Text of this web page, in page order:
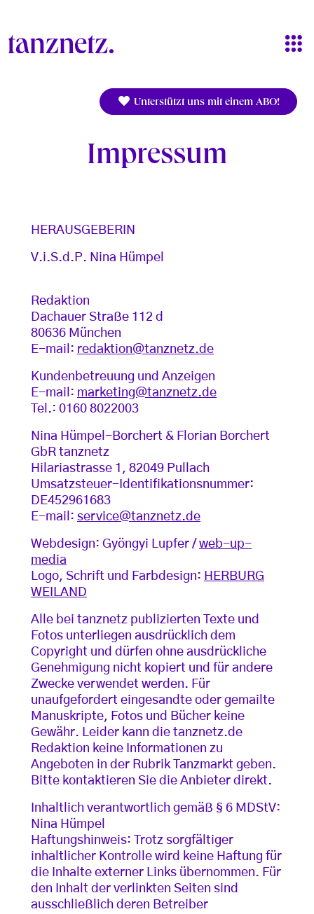
Unterstützt uns mit einem ABO!
Impressum
HERAUSGEBERIN
V.i.S.d.P. Nina Hümpel
Redaktion
Dachauer Straße 112 d
80636 München
E-mail: redaktion@tanznetz.de
Kundenbetreuung und Anzeigen
E-mail: marketing@tanznetz.de
Tel.: 0160 8022003
Nina Hümpel-Borchert & Florian Borchert
GbR tanznetz
Hilariastrasse 1, 82049 Pullach
Umsatzsteuer-Identifikationsnummer:
DE452961683
E-mail: service@tanznetz.de
Webdesign: Gyöngyi Lupfer / web-up-
media
Logo, Schrift und Farbdesign: HERBURG
WEILAND
Alle bei tanznetz publizierten Texte und
Fotos unterliegen ausdrücklich dem
Copyright und dürfen ohne ausdrückliche
Genehmigung nicht kopiert und für andere
Zwecke verwendet werden. Für
unaufgefordert eingesandte oder gemailte
Manuskripte, Fotos und Bücher keine
Gewähr. Leider kann die tanznetz.de
Redaktion keine Informationen zu
Angeboten in der Rubrik Tanzmarkt geben.
Bitte kontaktieren Sie die Anbieter direkt.
Inhaltlich verantwortlich gemäß § 6 MDStV:
Nina Hümpel
Haftungshinweis: Trotz sorgfältiger
inhaltlicher Kontrolle wird keine Haftung für
die Inhalte externer Links übernommen. Für
den Inhalt der verlinkten Seiten sind
ausschließlich deren Betreiber